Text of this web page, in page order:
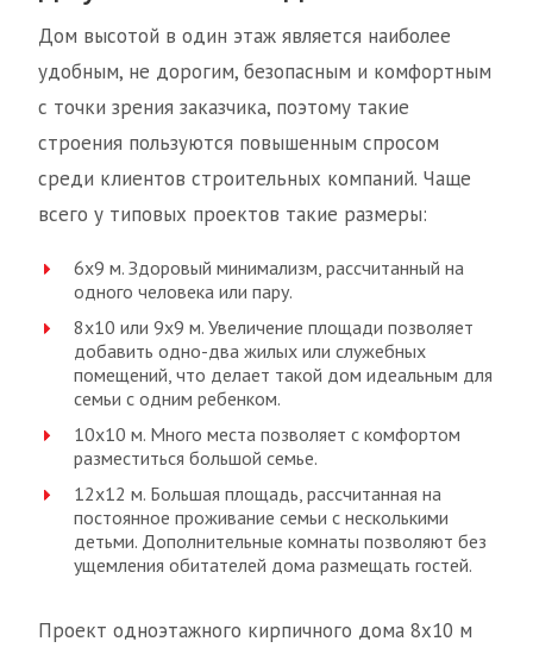
Дом высотой в один этаж является наиболее
удобным, не дорогим, безопасным и комфортным
с точки зрения заказчика, поэтому такие
строения пользуются повышенным спросом
среди клиентов строительных компаний. Чаще
всего у типовых проектов такие размеры:
6х9 м. Здоровый минимализм, рассчитанный на
одного человека или пару.
8х10 или 9х9 м. Увеличение площади позволяет
добавить одно-два жилых или служебных
помещений, что делает такой дом идеальным для
семьи с одним ребенком.
10х10 м. Много места позволяет с комфортом
разместиться большой семье.
12х12 м. Большая площадь, рассчитанная на
постоянное проживание семьи с несколькими
детьми. Дополнительные комнаты позволяют без
ущемления обитателей дома размещать гостей.
Проект одноэтажного кирпичного дома 8х10 м